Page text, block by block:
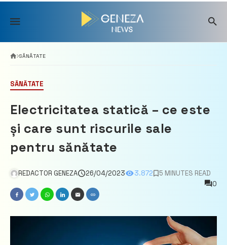
Skip
content
SĂNĂTATE
SĂNĂTATE
Electricitatea statică – ce este
și care sunt riscurile sale
pentru sănătate
REDACTOR GENEZA 26/04/2023 3.872
5 MINUTES READ
0